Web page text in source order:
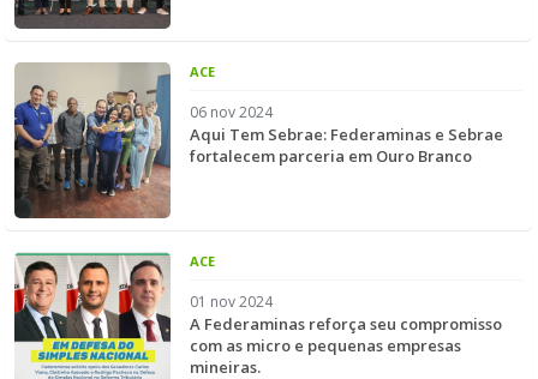
ACE
06 nov 2024
Aqui Tem Sebrae: Federaminas e Sebrae
fortalecem parceria em Ouro Branco
ACE
01 nov 2024
A Federaminas reforça seu compromisso
com as micro e pequenas empresas
mineiras.